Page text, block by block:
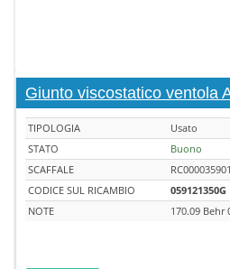
Giunto viscostatico ventola
TIPOLOGIA
Usato
STATO
Buono
SCAFFALE
CODICE SUL RICAMBIO
059121350G
NOTE
170.09 Behr